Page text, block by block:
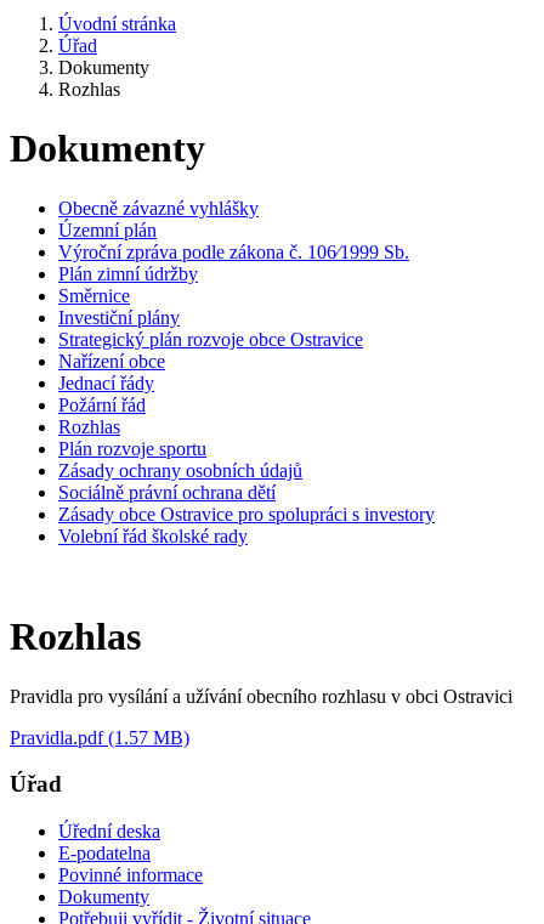
Úvodní stránka
Úřad
Dokumenty
Rozhlas
Dokumenty
Obecně závazné vyhlášky
Územní plán
Výroční zpráva podle zákona č. 106⁄1999 Sb.
Plán zimní údržby
Směrnice
Investiční plány
Strategický plán rozvoje obce Ostravice
Nařízení obce
Jednací řády
Požární řád
Rozhlas
Plán rozvoje sportu
Zásady ochrany osobních údajů
Sociálně právní ochrana dětí
Zásady obce Ostravice pro spolupráci s investory
Volební řád školské rady
Rozhlas
Pravidla pro vysílání a užívání obecního rozhlasu v obci Ostravici
Pravidla.pdf (1.57 MB)
Úřad
Úřední deska
E-podatelna
Povinné informace
Dokumenty
Potřebuji vyřídit - Životní situace